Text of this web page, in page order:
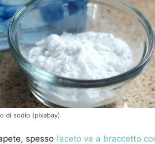
di sodio (pixabay)
spesso l’aceto va a braccetto